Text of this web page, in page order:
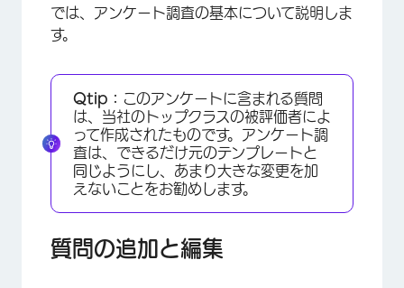
では、アンケート調査の基本について説明しま
す。
Qtip： このアンケートに含まれる質問
は、当社のトップクラスの被評価者によ
って作成されたものです。アンケート調
査は、できるだけ元のテンプレートと
同じようにし、あまり大きな変更を加
えないことをお勧めします。
質問の追加と編集